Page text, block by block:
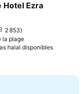
favoris
Hotel Ezra
prix
2 853
la plage
halal disponibles